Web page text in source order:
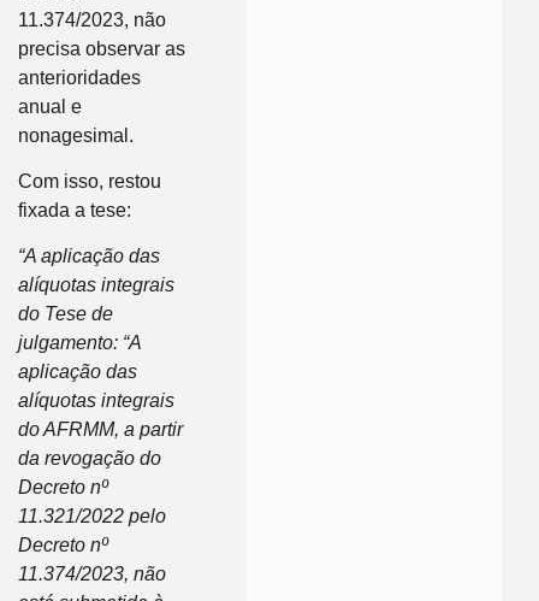
11.374/2023, não
precisa observar as
anterioridades
anual e
nonagesimal.
Com isso, restou
fixada a tese:
“A aplicação das
alíquotas integrais
do Tese de
julgamento: “A
aplicação das
alíquotas integrais
do AFRMM, a partir
da revogação do
Decreto nº
11.321/2022 pelo
Decreto nº
11.374/2023, não